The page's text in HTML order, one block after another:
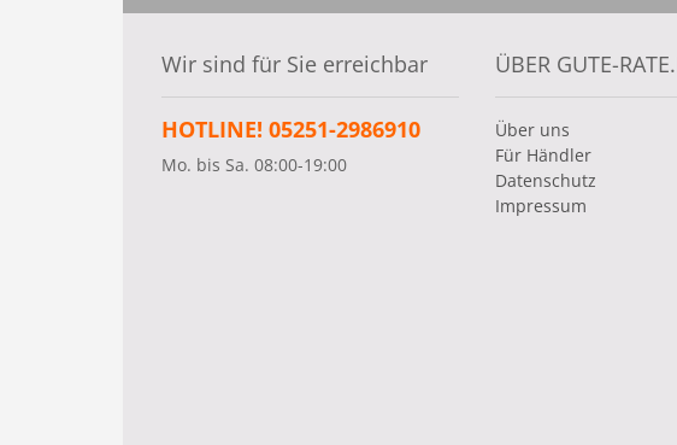
Wir sind für Sie erreichbar
HOTLINE! 05251-2986910
Mo. bis Sa. 08:00-19:00
ÜBER GUTE-
Über uns
Für Händler
Datenschutz
Impressum